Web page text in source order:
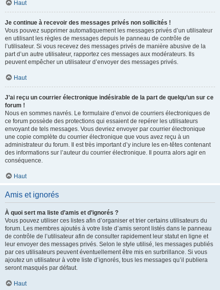
Haut
Je continue à recevoir des messages privés non sollicités !
Vous pouvez supprimer automatiquement les messages privés d’un utilisateur
en utilisant les règles de messages depuis le panneau de contrôle de
l’utilisateur. Si vous recevez des messages privés de manière abusive de la
part d’un autre utilisateur, rapportez ces messages aux modérateurs. Ils
peuvent empêcher un utilisateur d’envoyer des messages privés.
Haut
J’ai reçu un courrier électronique indésirable de la part de quelqu’un sur ce
forum !
Nous en sommes navrés. Le formulaire d’envoi de courriers électroniques de
ce forum possède des protections qui essaient de repérer les utilisateurs
envoyant de tels messages. Vous devriez envoyer par courrier électronique
une copie complète du courrier électronique que vous avez reçu à un
administrateur du forum. Il est très important d’y inclure les en-têtes contenant
des informations sur l’auteur du courrier électronique. Il pourra alors agir en
conséquence.
Haut
Amis et ignorés
À quoi sert ma liste d’amis et d’ignorés ?
Vous pouvez utiliser ces listes afin d’organiser et trier certains utilisateurs du
forum. Les membres ajoutés à votre liste d’amis seront listés dans le panneau
de contrôle de l’utilisateur afin de consulter rapidement leur statut en ligne et
leur envoyer des messages privés. Selon le style utilisé, les messages publiés
par ces utilisateurs peuvent éventuellement être mis en surbrillance. Si vous
ajoutez un utilisateur à votre liste d’ignorés, tous les messages qu’il publiera
seront masqués par défaut.
Haut